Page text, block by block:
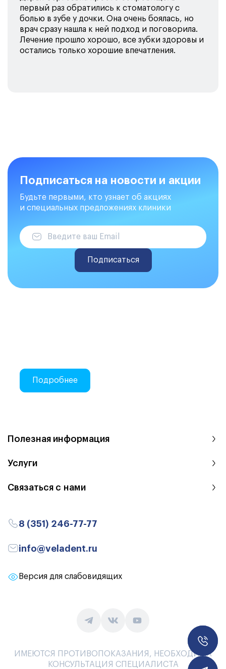
первый раз обратились к стоматологу с
болью в зубе у дочки. Она очень боялась, но
врач сразу нашла к ней подход и поговорила.
Лечение прошло хорошо, все зубки здоровы и
остались только хорошие впечатления.
Подписаться на новости и акции
Будьте первыми, кто узнает об акциях
и специальных предложениях клиники
Подписаться
Подробнее
Полезная информация
Услуги
Связаться с нами
8 (351) 246-77-77
info@veladent.ru
Версия для слабовидящих
ИМЕЮТСЯ ПРОТИВОПОКАЗАНИЯ, НЕОБХОДИМА
КОНСУЛЬТАЦИЯ СПЕЦИАЛИСТА